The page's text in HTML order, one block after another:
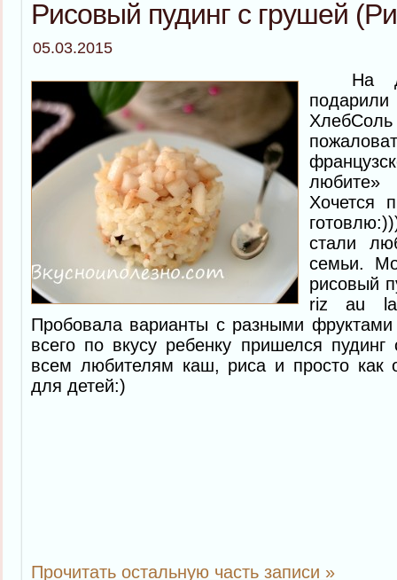
Рисовый пудинг с грушей
05.03.2015
На
Хочется
стали
семьи.
рисовый
riz au
Пробовала варианты с разными
всего по вкусу ребенку пришелся
всем любителям каш, риса и просто как
для детей:)
Прочитать остальную часть записи »